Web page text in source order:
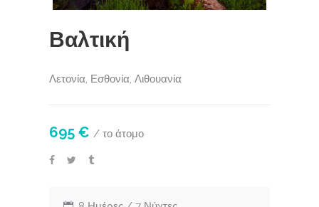
Βαλτική
Λετονία, Εσθονία, Λιθουανία
695 € / το άτομο